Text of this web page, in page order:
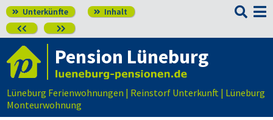
 Unterkünfte  Inhalt
 

Pension Lüneburg
Lüneburg Ferienwohnungen | Reinstorf Unterkunft | Lüneburg
Monteurwohnung